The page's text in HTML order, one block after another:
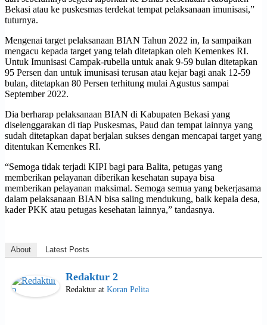
Bekasi atau ke puskesmas terdekat tempat pelaksanaan imunisasi,”
tuturnya.
Mengenai target pelaksanaan BIAN Tahun 2022 in, Ia sampaikan
mengacu kepada target yang telah ditetapkan oleh Kemenkes RI.
Untuk Imunisasi Campak-rubella untuk anak 9-59 bulan ditetapkan
95 Persen dan untuk imunisasi terusan atau kejar bagi anak 12-59
bulan, ditetapkan 80 Persen terhitung mulai Agustus sampai
September 2022.
Dia berharap pelaksanaan BIAN di Kabupaten Bekasi yang
diselenggarakan di tiap Puskesmas, Paud dan tempat lainnya yang
sudah ditetapkan dapat berjalan sukses dengan mencapai target yang
ditentukan Kemenkes RI.
“Semoga tidak terjadi KIPI bagi para Balita, petugas yang
memberikan pelayanan diberikan kesehatan supaya bisa
memberikan pelayanan maksimal. Semoga semua yang bekerjasama
dalam pelaksanaan BIAN bisa saling mendukung, baik kepala desa,
kader PKK atau petugas kesehatan lainnya,” tandasnya.
About Latest Posts
Redaktur 2
Redaktur at Koran Pelita